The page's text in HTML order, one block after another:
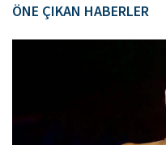
ÖNE ÇIKAN HABERLER